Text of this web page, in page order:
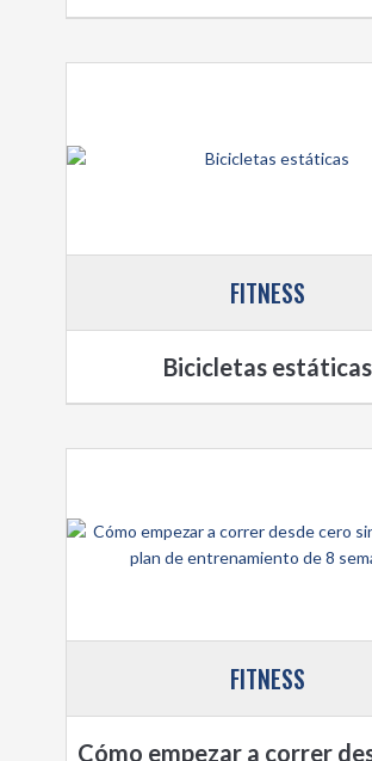
FITNESS
Bicicletas estáticas
FITNESS
Cómo empezar a correr